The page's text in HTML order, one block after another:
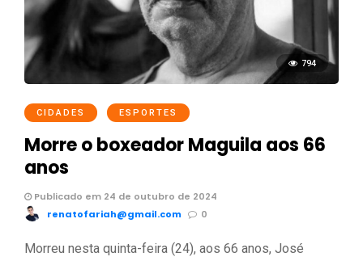
794
CIDADES ESPORTES
Morre o boxeador Maguila aos 66
anos
Publicado em 24 de outubro de 2024
renatofariah@gmail.com
0
Morreu nesta quinta-feira (24), aos 66 anos, José